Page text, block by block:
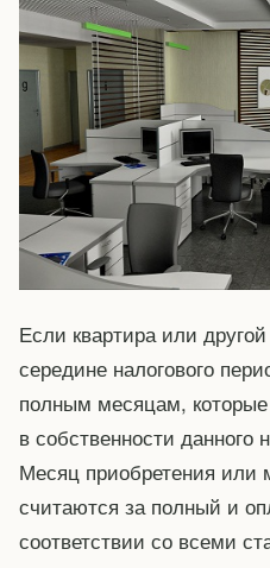
Если квартира или
середине налогового
полным месяцам,
в собственности данного
Месяц приобретения или
считаются за полный и
соответствии со всеми